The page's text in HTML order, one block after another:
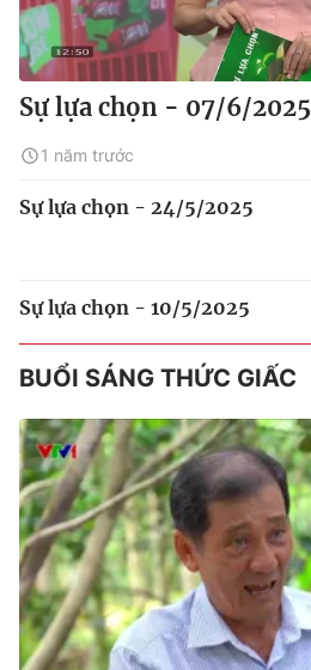
Sự lựa chọn - 07/6/2025
1 năm trước
Sự lựa chọn - 24/5/2025
Sự lựa chọn - 10/5/2025
BUỔI SÁNG THỨC GIẤC